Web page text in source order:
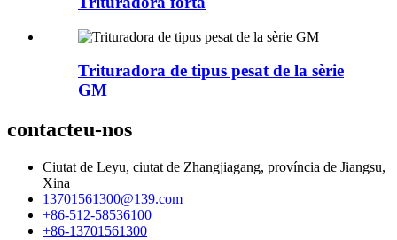
Trituradora de tipus pesat de la sèrie
GM
contacteu-nos
Ciutat de Leyu, ciutat de Zhangjiagang, província de Jiangsu,
Xina
13701561300@139.com
+86-512-58536100
+86-13701561300